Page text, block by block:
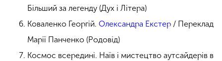
Більший за легенду (Дух і Літера)
Коваленко Георгій. Олександра Екстер / Переклад
Марії Панченко (Родовід)
Космос всередині. Наїв і мистецтво аутсайдерів в